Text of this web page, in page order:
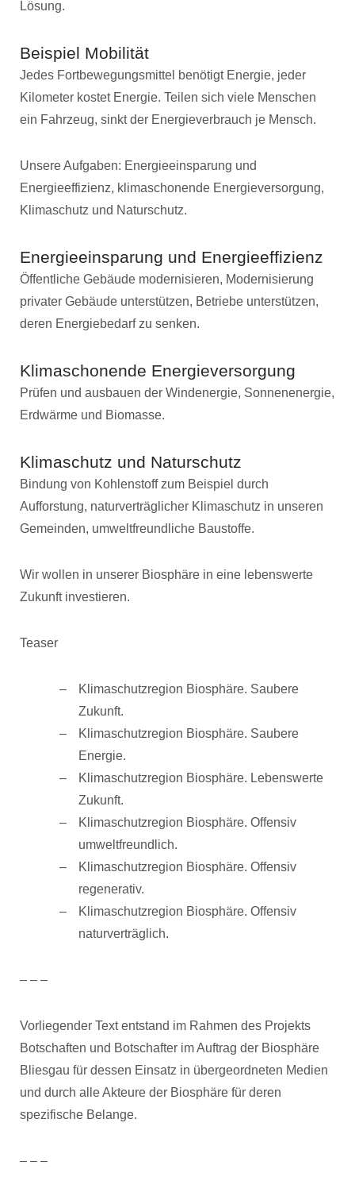
Lösung.
Beispiel Mobilität
Jedes Fortbewegungsmittel benötigt Energie, jeder
Kilometer kostet Energie. Teilen sich viele Menschen
ein Fahrzeug, sinkt der Energieverbrauch je Mensch.
Unsere Aufgaben: Energieeinsparung und
Energieeffizienz, klimaschonende Energieversorgung,
Klimaschutz und Naturschutz.
Energieeinsparung und Energieeffizienz
Öffentliche Gebäude modernisieren, Modernisierung
privater Gebäude unterstützen, Betriebe unterstützen,
deren Energiebedarf zu senken.
Klimaschonende Energieversorgung
Prüfen und ausbauen der Windenergie, Sonnenenergie,
Erdwärme und Biomasse.
Klimaschutz und Naturschutz
Bindung von Kohlenstoff zum Beispiel durch
Aufforstung, naturverträglicher Klimaschutz in unseren
Gemeinden, umweltfreundliche Baustoffe.
Wir wollen in unserer Biosphäre in eine lebenswerte
Zukunft investieren.
Teaser
Klimaschutzregion Biosphäre. Saubere
Zukunft.
Klimaschutzregion Biosphäre. Saubere
Energie.
Klimaschutzregion Biosphäre. Lebenswerte
Zukunft.
Klimaschutzregion Biosphäre. Offensiv
umweltfreundlich.
Klimaschutzregion Biosphäre. Offensiv
regenerativ.
Klimaschutzregion Biosphäre. Offensiv
naturverträglich.
– – –
Vorliegender Text entstand im Rahmen des Projekts
Botschaften und Botschafter im Auftrag der Biosphäre
Bliesgau für dessen Einsatz in übergeordneten Medien
und durch alle Akteure der Biosphäre für deren
spezifische Belange.
– – –